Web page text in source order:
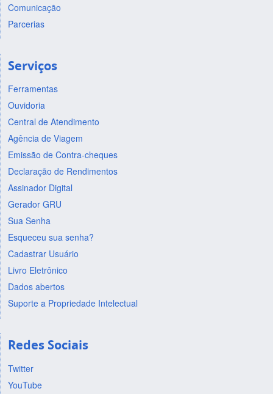
Comunicação
Parcerias
Serviços
Ferramentas
Ouvidoria
Central de Atendimento
Agência de Viagem
Emissão de Contra-cheques
Declaração de Rendimentos
Assinador Digital
Gerador GRU
Sua Senha
Esqueceu sua senha?
Cadastrar Usuário
Livro Eletrônico
Dados abertos
Suporte a Propriedade Intelectual
Redes Sociais
Twitter
YouTube